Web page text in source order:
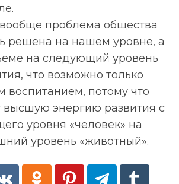
проблема общества
решена на нашем уровне, а
на следующий уровень
что возможно только
воспитанием, потому что
высшую энергию развития с
уровня «человек» на
уровень «животный».